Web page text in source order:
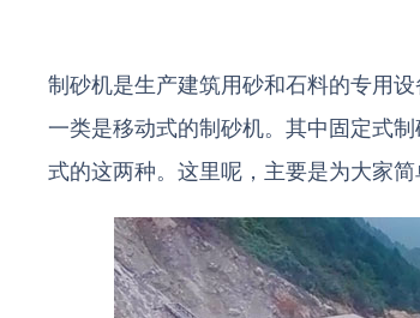
制砂机是生产建筑用砂和石料的专用
一类是移动式的制砂机。其中固定式
式的这两种。这里呢，主要是为大家